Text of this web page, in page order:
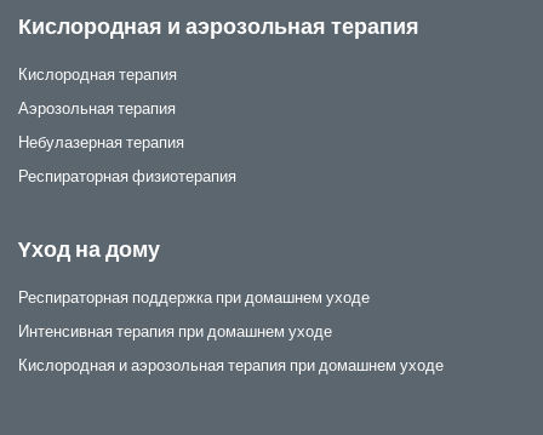
Кислородная и аэрозольная терапия
Кислородная терапия
Аэрозольная терапия
Небулазерная терапия
Респираторная физиотерапия
Yход на дому
Респираторная поддержка при домашнем уходе
Интенсивная терапия при домашнем уходе
Кислородная и аэрозольная терапия при домашнем уходе